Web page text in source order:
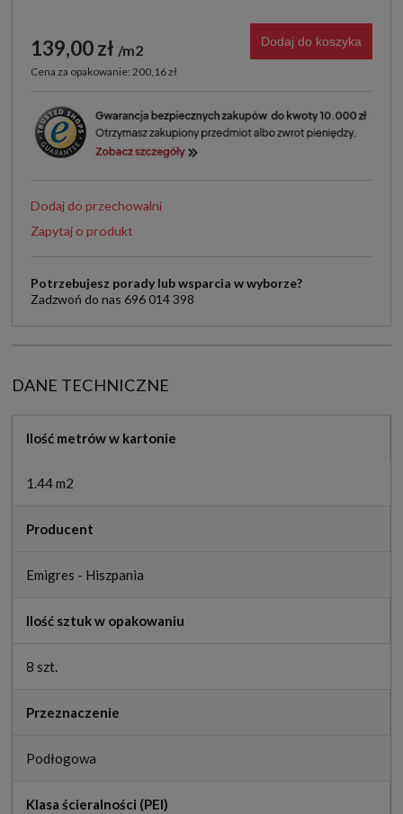
139,00 zł m2
Cena za opakowanie: 200,16 zł
Dodaj do koszyka
Dodaj do przechowalni
Zapytaj o produkt
Potrzebujesz porady lub wsparcia w wyborze?
Zadzwoń do nas 696 014 398
DANE TECHNICZNE
Ilość metrów w kartonie
1.44 m2
Producent
Emigres - Hiszpania
Ilość sztuk w opakowaniu
8 szt.
Przeznaczenie
Podłogowa
Klasa ścieralności (PEI)